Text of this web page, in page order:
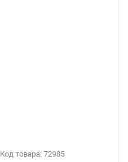
Код товара: 72985